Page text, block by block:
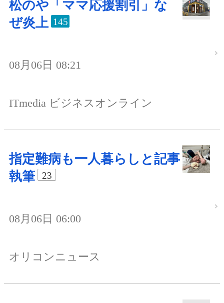
松のや「ママ応援割引」な
ぜ炎上 145
08月06日 08:21
ITmedia ビジネスオンライン
指定難病も一人暮らしと記事
執筆
23
08月06日 06:00
オリコンニュース